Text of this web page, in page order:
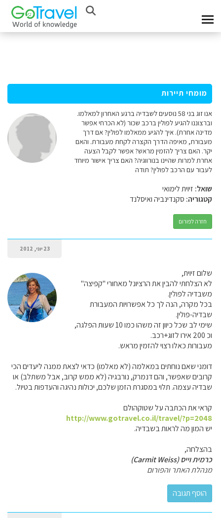
מומחי תיירות
אנו זוג בני 58 נוסעים לשבדיה ברגע האחרון למאלמו.
וברצוננו להגיע לפולין ברכב שכור (לא הכרחי אפשר
מדינה אחרת). איך להגיע ממאלמו לפולין? אם דרך
מעבורת, מאיפה הדרך הקצרה לקחת מעבורת. והאם
יקר. האם צריך להזמין מראש? אפשר לקבל הצעה
אחרת למרות שהיינו בנורווגיה? האם צריך אישור מיוחד
לעבור עם הרכב לפולין? תודה
שואל: זיוית לימואי
קטגוריה: סקנדינביה ואיסלנד
חזרה לפורום
23 יוני, 2012
שלום זיוית,
לא הצלחתי להבין את הרציונל מאחורי "קפיצה"
משבדיה לפולין.
בכל מקרה, הנה לך כל אפשרויות המעבורת
שבדיה-פולין.
שימי לב שכל כיוון זה משהו כמו 10 שעות הפלגה,
וכ 200 אירו לזוג+רכב.
מעבורות כאלו רצוי להזמין מראש.
דומני שאם נוחתים במאלמה (לא מאלמו) כדאי לצאת ממנה ליעדים הכי
קרובים שאפשר, והם דנמרק, נורבגיה (לא ממש קרוב, אבל משתלב) או
שבדיה עצמה. תלוי במסגרת הזמן שלכם, יכולות נהיגה והעדפות בטיול.
קראי את הכתבה על שטוקהולם
http://www.gotravel.co.il/travel/?p=2048
יש המון מה לראות בשבדיה.
בהצלחה,
כרמית וייס (Carmit Weiss)
מנהלת האתר והפורום